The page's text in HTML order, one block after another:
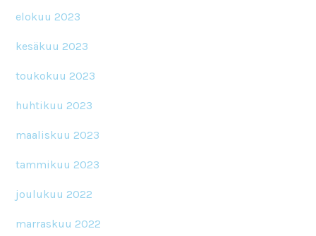
elokuu 2023
kesäkuu 2023
toukokuu 2023
huhtikuu 2023
maaliskuu 2023
tammikuu 2023
joulukuu 2022
marraskuu 2022